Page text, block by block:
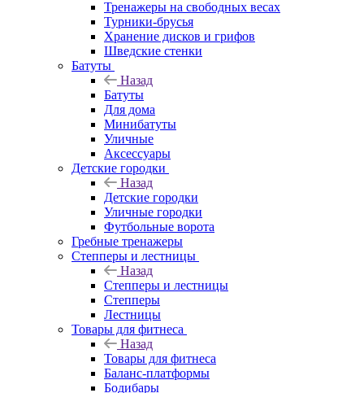
Тренажеры на свободных весах
Турники-брусья
Хранение дисков и грифов
Шведские стенки
Батуты
Назад
Батуты
Для дома
Минибатуты
Уличные
Аксессуары
Детские городки
Назад
Детские городки
Уличные городки
Футбольные ворота
Гребные тренажеры
Степперы и лестницы
Назад
Степперы и лестницы
Степперы
Лестницы
Товары для фитнеса
Назад
Товары для фитнеса
Баланс-платформы
Бодибары